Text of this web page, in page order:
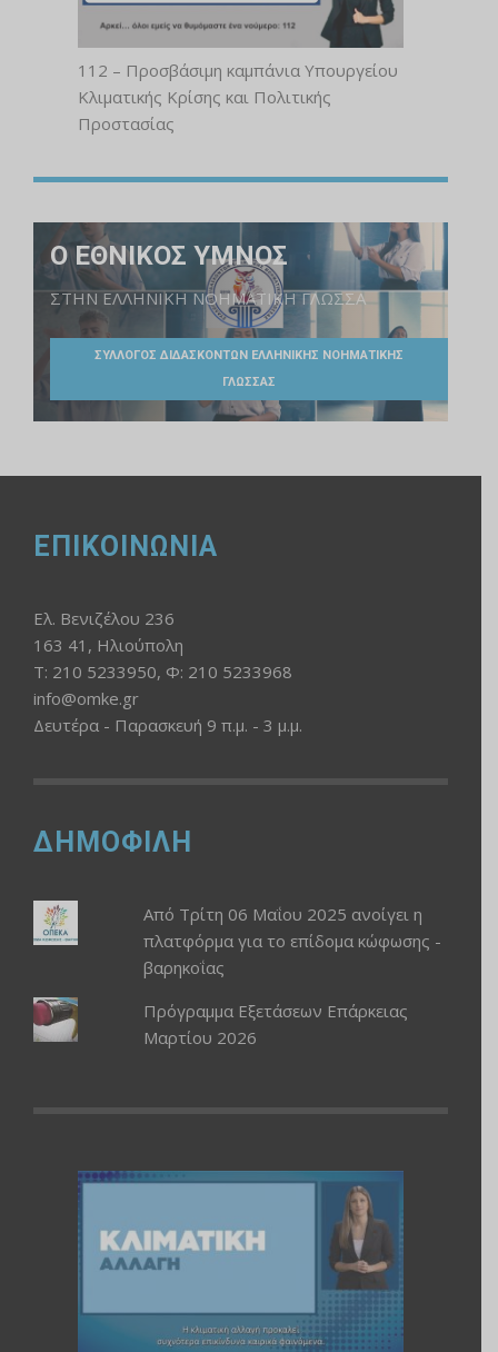
112 – Προσβάσιμη καμπάνια Υπουργείου
Κλιματικής Κρίσης και Πολιτικής
Προστασίας
Ο ΕΘΝΙΚΟΣ ΥΜΝΟΣ
ΣΤΗΝ ΕΛΛΗΝΙΚΗ ΝΟΗΜΑΤΙΚΗ ΓΛΩΣΣΑ
ΣΥΛΛΟΓΟΣ ΔΙΔΑΣΚΟΝΤΩΝ ΕΛΛΗΝΙΚΗΣ ΝΟΗΜΑΤΙΚΗΣ
ΓΛΩΣΣΑΣ
ΕΠΙΚΟΙΝΩΝΙΑ
Ελ. Βενιζέλου 236
163 41, Ηλιούπολη
Τ: 210 5233950, Φ: 210 5233968
info@omke.gr
Δευτέρα - Παρασκευή 9 π.μ. - 3 μ.μ.
ΔΗΜΟΦΙΛΗ
Από Τρίτη 06 Μαΐου 2025 ανοίγει η
πλατφόρμα για το επίδομα κώφωσης -
βαρηκοΐας
Πρόγραμμα Εξετάσεων Επάρκειας
Μαρτίου 2026